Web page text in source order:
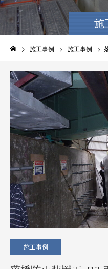
施
施工事例 施工事例
施工事例